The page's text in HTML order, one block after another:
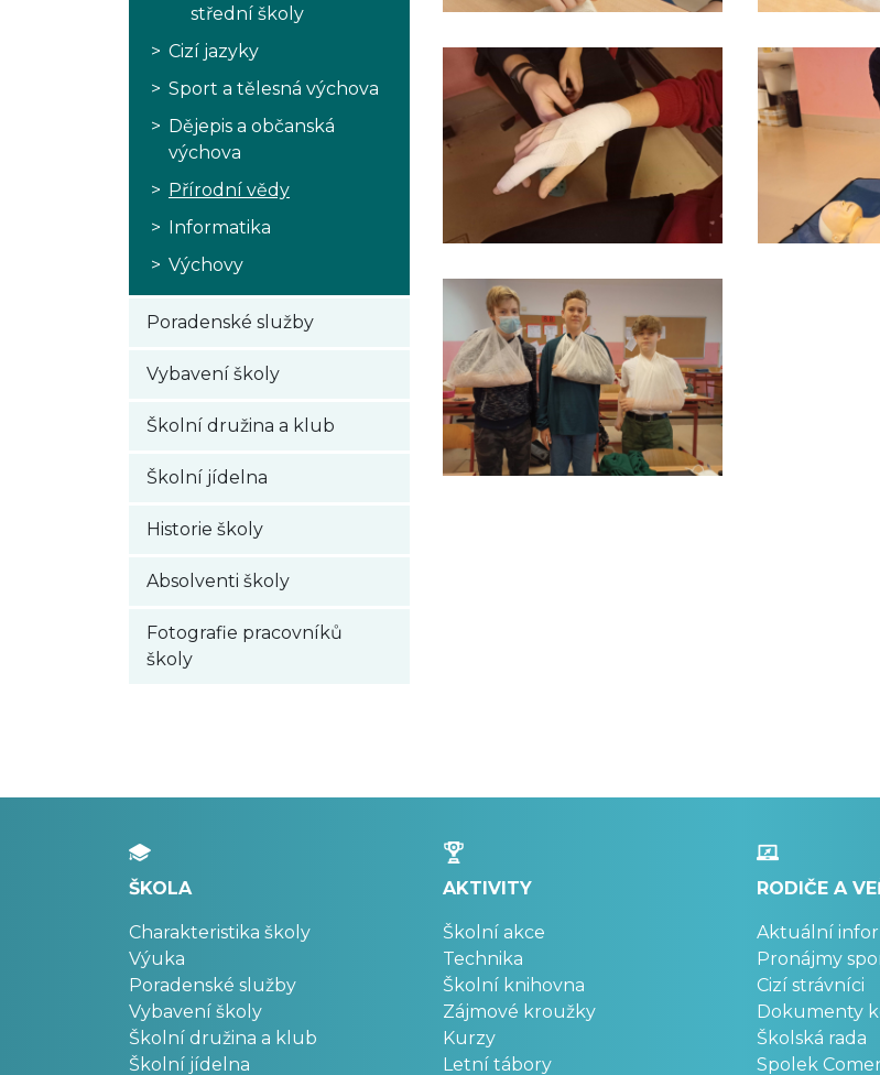
střední školy
Cizí jazyky
Sport a tělesná výchova
Dějepis a občanská
výchova
Přírodní vědy
Informatika
Výchovy
Poradenské služby
Vybavení školy
Školní družina a klub
Školní jídelna
Historie školy
Absolventi školy
Fotografie pracovníků
školy
ŠKOLA
Charakteristika školy
Výuka
Poradenské služby
Vybavení školy
Školní družina a klub
Školní jídelna
AKTIVITY
Školní akce
Technika
Školní knihovna
Zájmové kroužky
Kurzy
Letní tábory
RODIČE A
Aktuální
Pronájmy
Cizí strávníci
Dokumenty
Školská rada
Spolek